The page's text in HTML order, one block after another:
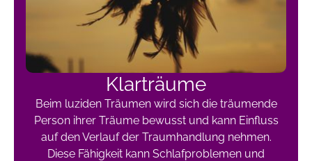
Klarträume
Beim luziden Träumen wird sich die träumende
Person ihrer Träume bewusst und kann Einfluss
auf den Verlauf der Traumhandlung nehmen.
Diese Fähigkeit kann Schlafproblemen und